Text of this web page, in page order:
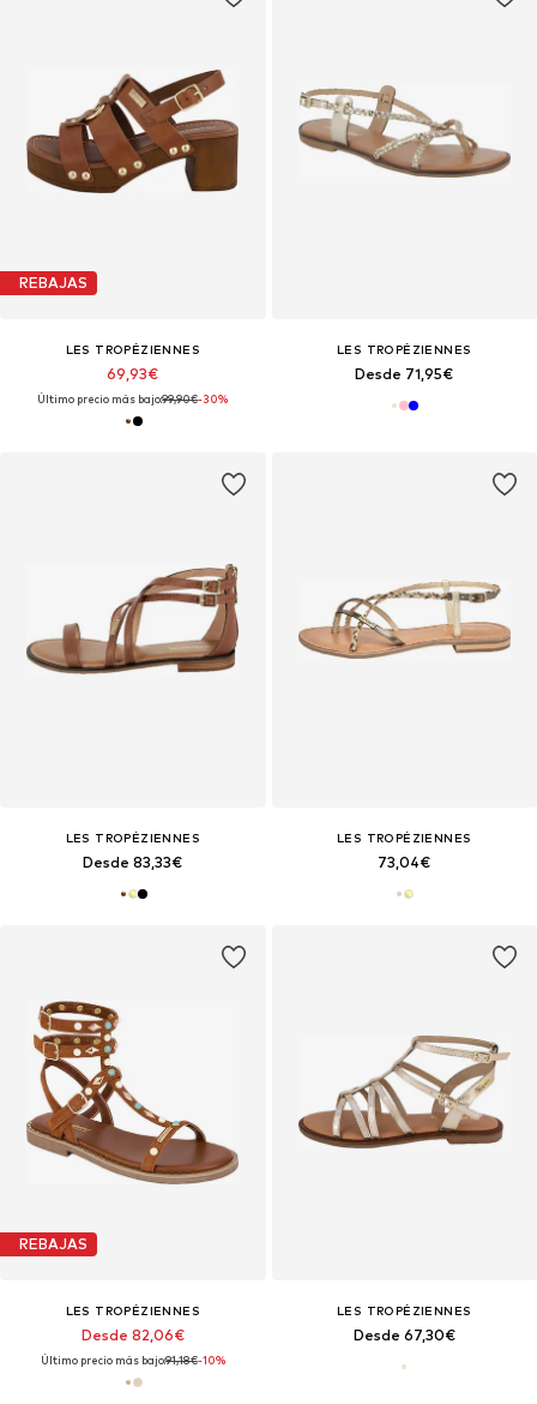
REBAJAS
LES TROPÉZIENNES
69,93€
Último precio más bajo:99,90€-30%
LES TROPÉZIENNES
Desde 71,95€
LES TROPÉZIENNES
Desde 83,33€
LES TROPÉZIENNES
73,04€
REBAJAS
LES TROPÉZIENNES
Desde 82,06€
Último precio más bajo:91,18€-10%
LES TROPÉZIENNES
Desde 67,30€